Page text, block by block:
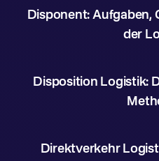
Disponent: Aufgaben,
der
Disposition Logistik:
Direktverkehr